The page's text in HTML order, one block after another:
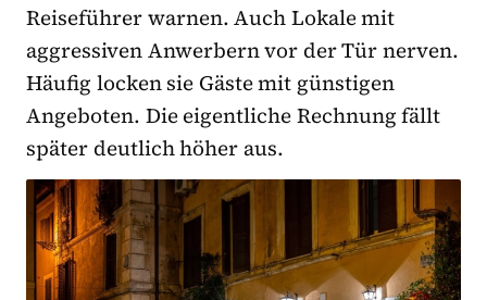
Reiseführer warnen. Auch Lokale mit
aggressiven Anwerbern vor der Tür nerven.
Häufig locken sie Gäste mit günstigen
Angeboten. Die eigentliche Rechnung fällt
später deutlich höher aus.